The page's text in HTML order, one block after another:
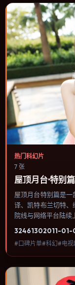
热门科幻片
7 张
屋顶月台·特别篇
屋顶月台·特别篇是
译、凯特·布兰切特
院线与网络平台陆续
视听语言统一，可作
32461302011-01-
#口碑片单#科幻#电视